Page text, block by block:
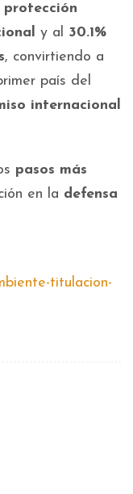
protección
y al 30.1%
, convirtiendo a
país del
internacional
pasos más
en la defensa
titulacion-